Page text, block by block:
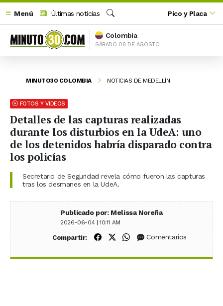
Menú
Últimas noticias
Buscar
Pico y Placa
Colombia
SÁBADO 08 DE AGOSTO
MINUTO30 COLOMBIA NOTICIAS DE MEDELLÍN
FOTOS Y VIDEOS
Detalles de las capturas realizadas
durante los disturbios en la UdeA: uno
de los detenidos habría disparado contra
los policías
Secretario de Seguridad revela cómo fueron las capturas
tras los desmanes en la UdeA.
Publicado por: Melissa Noreña
2026-06-04 | 10:11 AM
Compartir: Compartir en Facebook
Compartir en X (Twitter)
Compartir en WhatsApp
Comentarios